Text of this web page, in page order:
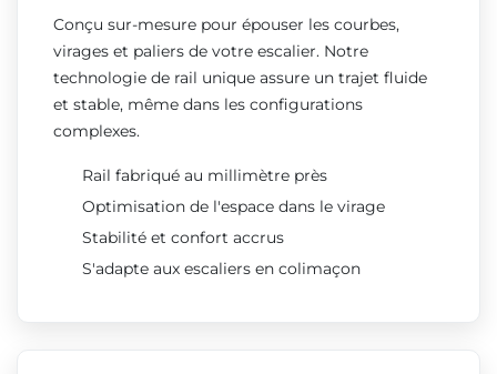
Conçu sur-mesure pour épouser les courbes,
virages et paliers de votre escalier. Notre
technologie de rail unique assure un trajet fluide
et stable, même dans les configurations
complexes.
Rail fabriqué au millimètre près
Optimisation de l'espace dans le virage
Stabilité et confort accrus
S'adapte aux escaliers en colimaçon